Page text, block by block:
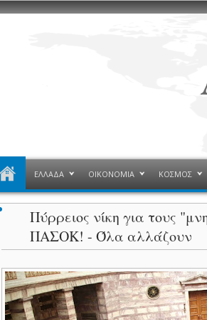
ΕΛΛΑΔΑ ΟΙΚΟΝΟΜΙΑ ΚΟΣΜΟΣ
Πύρρειος νίκη για τους
ΠΑΣΟΚ! - Όλα αλλάζουν